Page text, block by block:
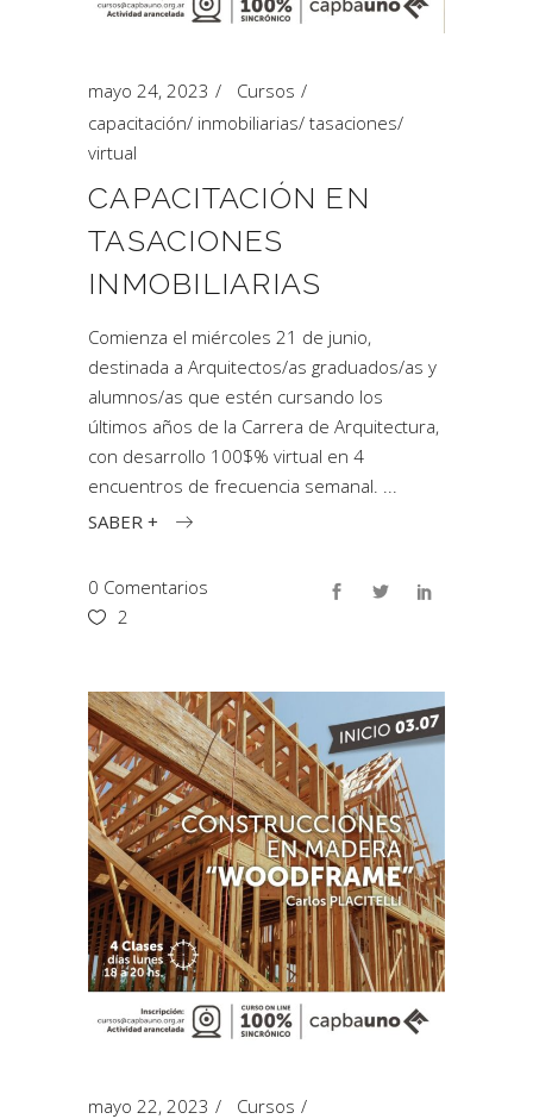
mayo 24, 2023
Cursos
capacitación/ inmobiliarias/ tasaciones/
virtual
CAPACITACIÓN EN
TASACIONES
INMOBILIARIAS
Comienza el miércoles 21 de junio,
destinada a Arquitectos/as graduados/as y
alumnos/as que estén cursando los
últimos años de la Carrera de Arquitectura,
con desarrollo 100$% virtual en 4
encuentros de frecuencia semanal.
SABER +
0 Comentarios
2
mayo 22, 2023
Cursos